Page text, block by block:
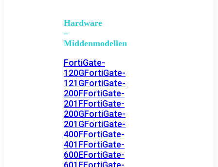
Hardware
–
Middenmodellen
FortiGate-
120GFortiGate-
121GFortiGate-
200FFortiGate-
201FFortiGate-
200GFortiGate-
201GFortiGate-
400FFortiGate-
401FFortiGate-
600EFortiGate-
601EFortiGate-